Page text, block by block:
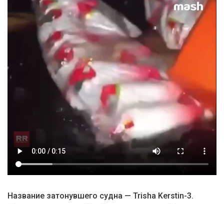
Название затонувшего судна — Trisha Kerstin-3.